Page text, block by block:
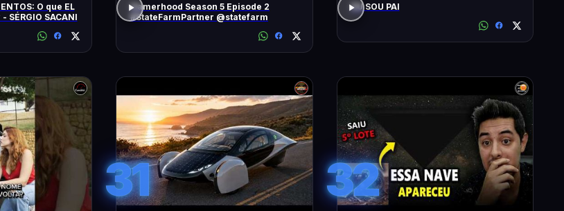
O que EL
SÉRGIO SACANI
Gamerhood Season 5 Episode 2
#StateFarmPartner @statefarm
EU SOU PAI
31 32